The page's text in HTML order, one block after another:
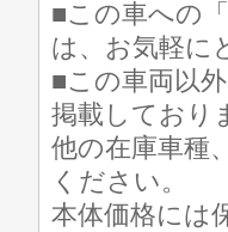
■この車への
は、お気軽に
■この車両以
掲載しており
他の在庫車種
ください。
本体価格には